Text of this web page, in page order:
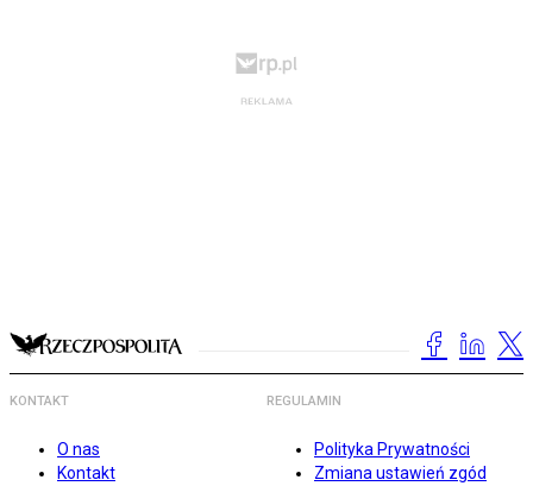
KONTAKT
O nas
Kontakt
REGULAMIN
Polityka Prywatności
Zmiana ustawień zgód